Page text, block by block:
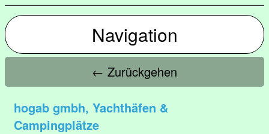
Navigation
← Zurückgehen
hogab gmbh, Yachthäfen &
Campingplätze